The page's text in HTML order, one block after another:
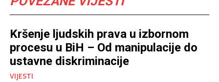
Kršenje ljudskih prava u izbornom
procesu u BiH – Od manipulacije do
ustavne diskriminacije
VIJESTI